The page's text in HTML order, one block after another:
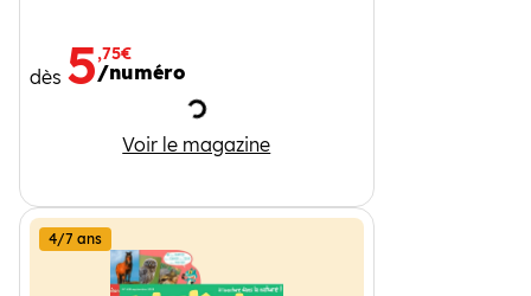
dès 5,75€
/numéro
Chargement
Voir le magazine
Toboggan
4/7 ans